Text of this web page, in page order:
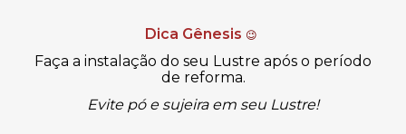
Dica Gênesis 😉
Faça a instalação do seu Lustre após o período
de reforma.
Evite pó e sujeira em seu Lustre!